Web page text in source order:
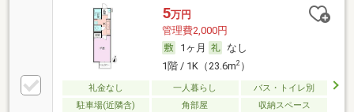
5万円
管理費2,000円
1ヶ月
なし
1階 / 1K（23.6m2）
礼金なし 一人暮らし
バス・トイレ別
駐車場(近隣含)
角部屋 収納スペース